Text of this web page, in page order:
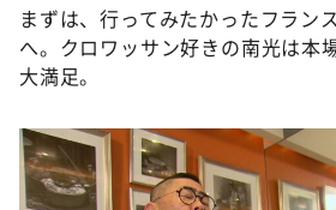
まずは、行ってみたかったフラン
へ。クロワッサン好きの南光は本
大満足。